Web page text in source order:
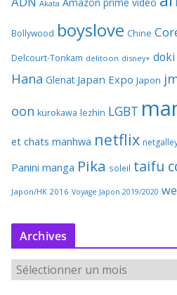
Akata
Bollywood boyslove Chine
Delcourt-Tonkam delitoon disney+
Hana Glenat Japan Expo Japon
oon kurokawa lezhin LGBT
et chats manhwa netflix
Panini manga Pika soleil taifu
Japon/HK 2016 Voyage Japon 2019/2020
Archives
r